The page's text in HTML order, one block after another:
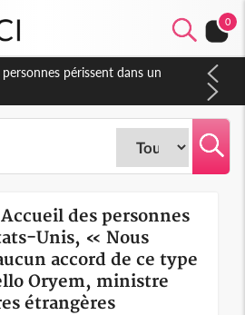
0
de la fête nationale
contre les produits
des personnes
Unis, « Nous
accord de ce type
Oryem, ministre
étrangères